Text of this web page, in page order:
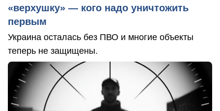
«верхушку» — кого надо уничтожить
первым
Украина осталась без ПВО и многие объекты
теперь не защищены.